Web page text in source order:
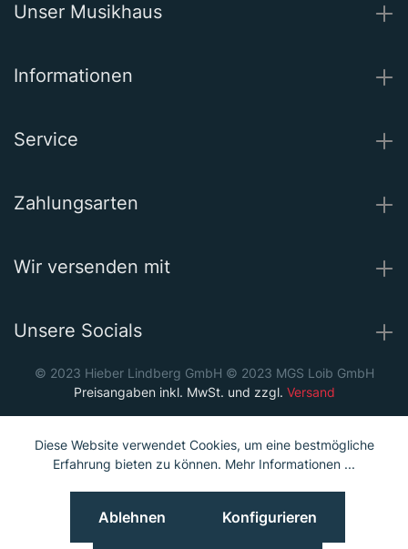
Unser Musikhaus
Informationen
Service
Zahlungsarten
Wir versenden mit
Unsere Socials
© 2023 Hieber Lindberg GmbH © 2023 MGS Loib GmbH
Preisangaben inkl. MwSt. und zzgl. Versand
Diese Website verwendet Cookies, um eine bestmögliche
Erfahrung bieten zu können. Mehr Informationen ...
Ablehnen Konfigurieren